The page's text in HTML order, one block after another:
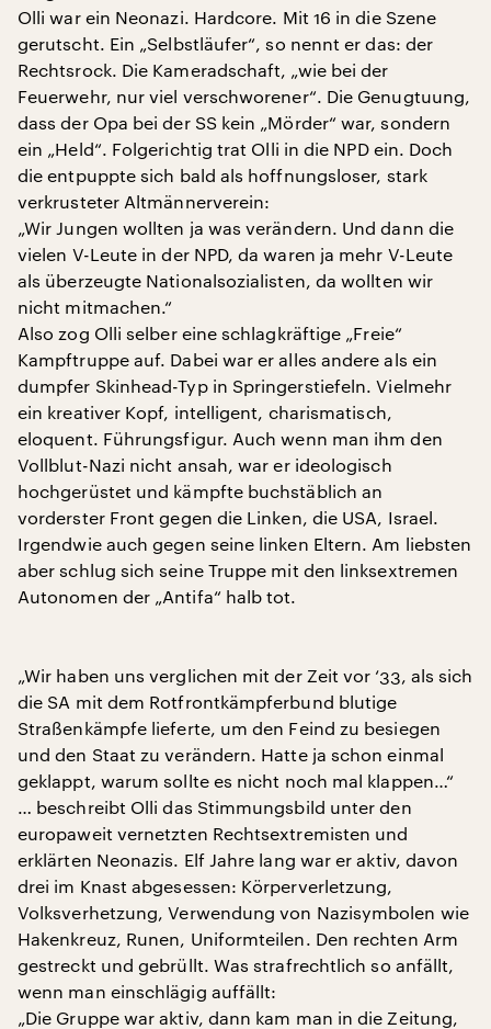
Olli war ein Neonazi. Hardcore. Mit 16 in die Szene
gerutscht. Ein „Selbstläufer“, so nennt er das: der
Rechtsrock. Die Kameradschaft, „wie bei der
Feuerwehr, nur viel verschworener“. Die Genugtuung,
dass der Opa bei der SS kein „Mörder“ war, sondern
ein „Held“. Folgerichtig trat Olli in die NPD ein. Doch
die entpuppte sich bald als hoffnungsloser, stark
verkrusteter Altmännerverein:
„Wir Jungen wollten ja was verändern. Und dann die
vielen V-Leute in der NPD, da waren ja mehr V-Leute
als überzeugte Nationalsozialisten, da wollten wir
nicht mitmachen.“
Also zog Olli selber eine schlagkräftige „Freie“
Kampftruppe auf. Dabei war er alles andere als ein
dumpfer Skinhead-Typ in Springerstiefeln. Vielmehr
ein kreativer Kopf, intelligent, charismatisch,
eloquent. Führungsfigur. Auch wenn man ihm den
Vollblut-Nazi nicht ansah, war er ideologisch
hochgerüstet und kämpfte buchstäblich an
vorderster Front gegen die Linken, die USA, Israel.
Irgendwie auch gegen seine linken Eltern. Am liebsten
aber schlug sich seine Truppe mit den linksextremen
Autonomen der „Antifa“ halb tot.
„Wir haben uns verglichen mit der Zeit vor ‘33, als sich
die SA mit dem Rotfrontkämpferbund blutige
Straßenkämpfe lieferte, um den Feind zu besiegen
und den Staat zu verändern. Hatte ja schon einmal
geklappt, warum sollte es nicht noch mal klappen…“
… beschreibt Olli das Stimmungsbild unter den
europaweit vernetzten Rechtsextremisten und
erklärten Neonazis. Elf Jahre lang war er aktiv, davon
drei im Knast abgesessen: Körperverletzung,
Volksverhetzung, Verwendung von Nazisymbolen wie
Hakenkreuz, Runen, Uniformteilen. Den rechten Arm
gestreckt und gebrüllt. Was strafrechtlich so anfällt,
wenn man einschlägig auffällt:
„Die Gruppe war aktiv, dann kam man in die Zeitung,